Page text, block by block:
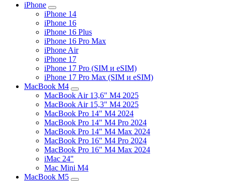
iPhone
iPhone 14
iPhone 16
iPhone 16 Plus
iPhone 16 Pro Max
iPhone Air
iPhone 17
iPhone 17 Pro (SIM и eSIM)
iPhone 17 Pro Max (SIM и eSIM)
MacBook M4
MacBook Air 13,6" M4 2025
MacBook Air 15,3" M4 2025
MacBook Pro 14" M4 2024
MacBook Pro 14" M4 Pro 2024
MacBook Pro 14" M4 Max 2024
MacBook Pro 16" M4 Pro 2024
MacBook Pro 16" M4 Max 2024
iMac 24"
Mac Mini M4
MacBook M5